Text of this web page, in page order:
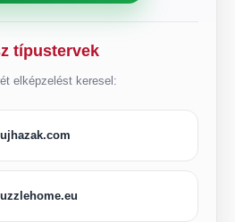
típustervek
elképzelést keresel:
ujhazak.com